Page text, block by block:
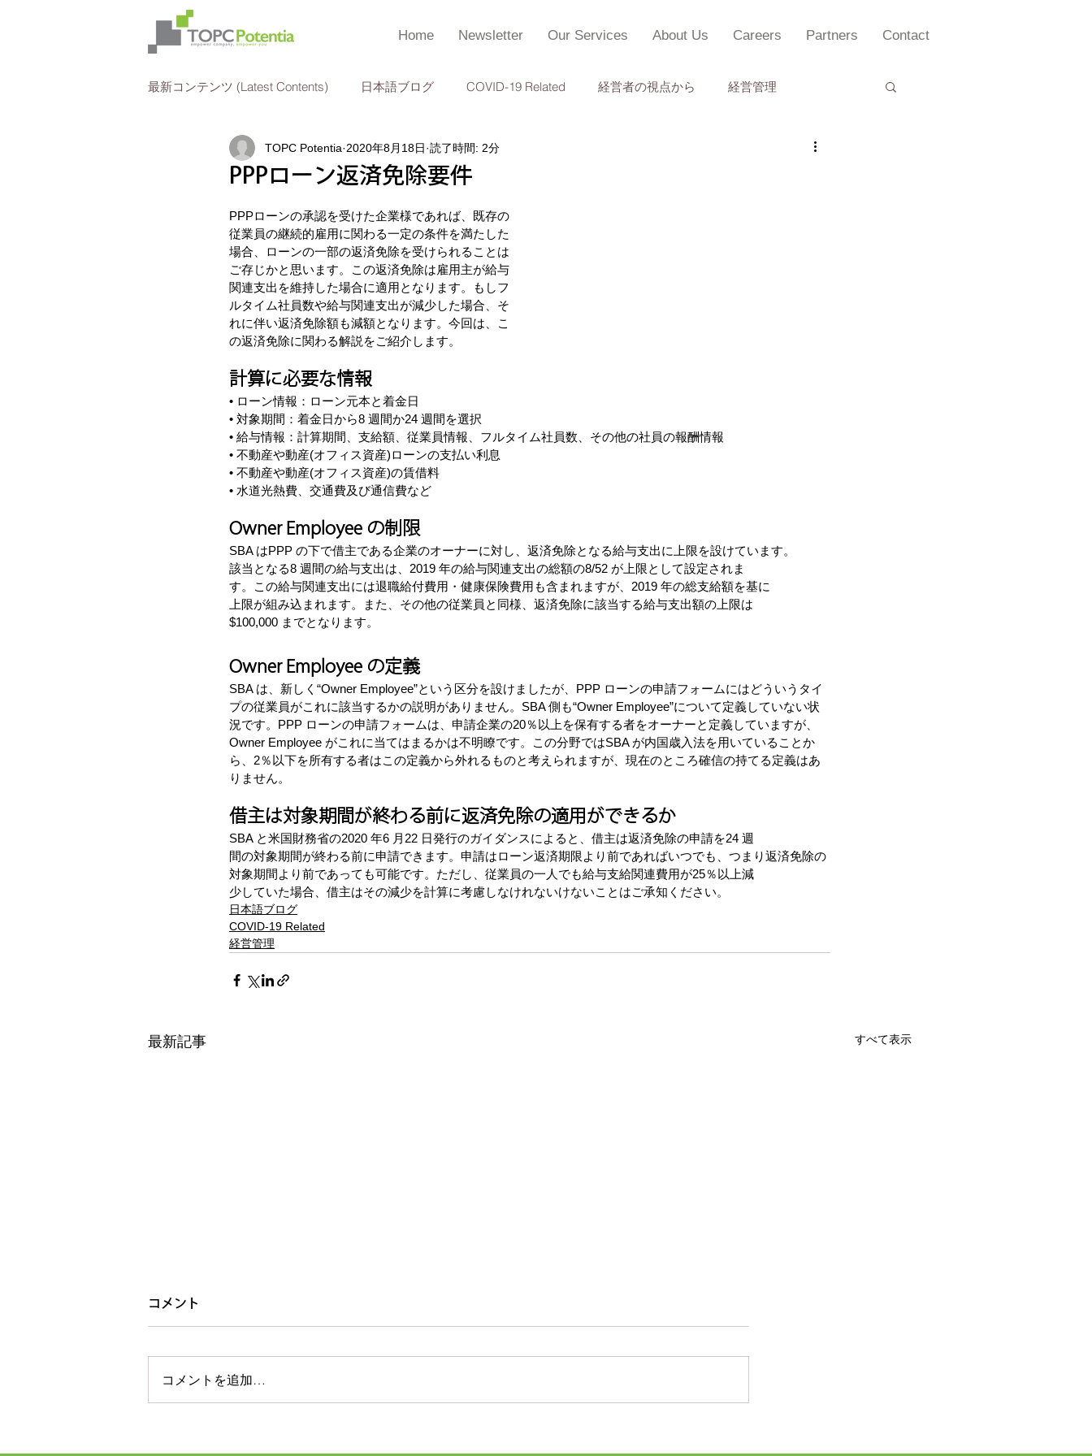
Home Newsletter Our Services About Us Careers Partners Contact
最新コンテンツ (Latest Contents) 日本語ブログ COVID-19 Related 経営者の視点から 経営管理
法人所得税申告 人事 個人所得税申告 監査
PPPローン返済免除要件
TOPC Potentia 2020年8月18日 読了時間: 2分
PPPローンの承認を受けた企業様であれば、既存の
従業員の継続的雇用に関わる一定の条件を満たした
場合、ローンの一部の返済免除を受けられることは
ご存じかと思います。この返済免除は雇用主が給与
関連支出を維持した場合に適用となります。もしフ
ルタイム社員数や給与関連支出が減少した場合、そ
れに伴い返済免除額も減額となります。今回は、こ
の返済免除に関わる解説をご紹介します。
計算に必要な情報
• ローン情報：ローン元本と着金日
• 対象期間：着金日から8 週間か24 週間を選択
• 給与情報：計算期間、支給額、従業員情報、フルタイム社員数、その他の社員の報酬情報
• 不動産や動産(オフィス資産)ローンの支払い利息
• 不動産や動産(オフィス資産)の賃借料
• 水道光熱費、交通費及び通信費など
Owner Employee の制限
SBA はPPP の下で借主である企業のオーナーに対し、返済免除となる給与支出に上限を設けています。
該当となる8 週間の給与支出は、2019 年の給与関連支出の総額の8/52 が上限として設定されま
す。この給与関連支出には退職給付費用・健康保険費用も含まれますが、2019 年の総支給額を基に
上限が組み込まれます。また、その他の従業員と同様、返済免除に該当する給与支出額の上限は
$100,000 までとなります。
Owner Employee の定義
SBA は、新しく“Owner Employee”という区分を設けましたが、PPP ローンの申請フォームにはどういうタイ
プの従業員がこれに該当するかの説明がありません。SBA 側も“Owner Employee”について定義していない状
況です。PPP ローンの申請フォームは、申請企業の20％以上を保有する者をオーナーと定義していますが、
Owner Employee がこれに当てはまるかは不明瞭です。この分野ではSBA が内国歳入法を用いていることか
ら、2％以下を所有する者はこの定義から外れるものと考えられますが、現在のところ確信の持てる定義はあ
りません。
借主は対象期間が終わる前に返済免除の適用ができるか
SBA と米国財務省の2020 年6 月22 日発行のガイダンスによると、借主は返済免除の申請を24 週
間の対象期間が終わる前に申請できます。申請はローン返済期限より前であればいつでも、つまり返済免除の
対象期間より前であっても可能です。ただし、従業員の一人でも給与支給関連費用が25％以上減
少していた場合、借主はその減少を計算に考慮しなけれないけないことはご承知ください。
日本語ブログ
COVID-19 Related
経営管理
最新記事 すべて表示
コメント
コメントを追加…